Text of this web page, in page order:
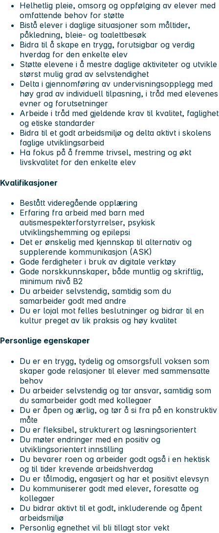
Helhetlig pleie, omsorg og oppfølging av elever med
omfattende behov for støtte
Bistå elever i daglige situasjoner som måltider,
påkledning, bleie- og toalettbesøk
Bidra til å skape en trygg, forutsigbar og verdig
hverdag for den enkelte elev
Støtte elevene i å mestre daglige aktiviteter og utvikle
størst mulig grad av selvstendighet
Delta i gjennomføring av undervisningsopplegg med
høy grad av individuell tilpasning, i tråd med elevenes
evner og forutsetninger
Arbeide i tråd med gjeldende krav til kvalitet, faglighet
og etiske standarder
Bidra til et godt arbeidsmiljø og delta aktivt i skolens
faglige utviklingsarbeid
Ha fokus på å fremme trivsel, mestring og økt
livskvalitet for den enkelte elev
Kvalifikasjoner
Bestått videregående opplæring
Erfaring fra arbeid med barn med
autismespekterforstyrrelser, psykisk
utviklingshemming og epilepsi
Det er ønskelig med kjennskap til alternativ og
supplerende kommunikasjon (ASK)
Gode ferdigheter i bruk av digitale verktøy
Gode norskkunnskaper, både muntlig og skriftlig,
minimum nivå B2
Du arbeider selvstendig, samtidig som du
samarbeider godt med andre
Du er lojal mot felles beslutninger og bidrar til en
kultur preget av lik praksis og høy kvalitet
Personlige egenskaper
Du er en trygg, tydelig og omsorgsfull voksen som
skaper gode relasjoner til elever med sammensatte
behov
Du arbeider selvstendig og tar ansvar, samtidig som
du samarbeider godt med kollegaer
Du er åpen og ærlig, og tør å si fra på en konstruktiv
måte
Du er fleksibel, strukturert og løsningsorientert
Du møter endringer med en positiv og
utviklingsorientert innstilling
Du bevarer roen og arbeider godt også i en hektisk
og til tider krevende arbeidshverdag
Du er tålmodig, engasjert og har et positivt elevsyn
Du kommuniserer godt med elever, foresatte og
kollegaer
Du bidrar aktivt til et godt, inkluderende og åpent
arbeidsmiljø
Personlig egnethet vil bli tillagt stor vekt